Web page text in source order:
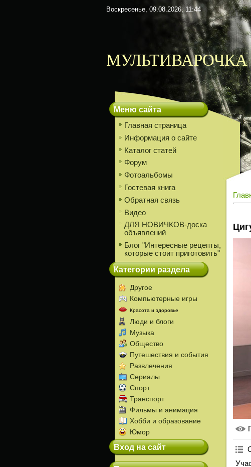
Воскресенье, 09.08.2026, 11:44
Меню сайта
Главная страница
Информация о сайте
Каталог статей
Форум
Фотоальбомы
Гостевая книга
Обратная связь
Видео
ДЛЯ НОВИЧКОВ-доска
объявлений
Блог "Интересные рецепты,
которые стоит приготовить"
Категории раздела
Другое
Компьютерные игры
Красота и здоровье
Люди и блоги
Музыка
Общество
Путешествия и события
Развлечения
Сериалы
Спорт
Транспорт
Фильмы и анимация
Хобби и образование
Юмор
Вход на сайт